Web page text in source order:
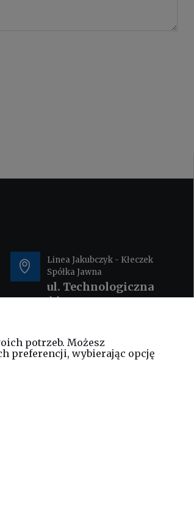
Linea Jakubczyk - Kłeczek
Spółka Jawna
ul. Technologiczna
44
potrzeb. Możesz
preferencji, wybierając opcję